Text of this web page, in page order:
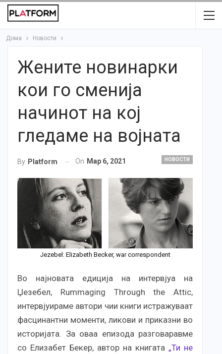
Дома Новости
Жените новинарки
кои го сменија
начинот на кој
гледаме на војната
НОВОСТИ
By Platform On Мар 6, 2021
Jezebel: Elizabeth Becker, war correspondent
Во најновата едиција на интервјуа на
Џезебел, Rummaging Through the Attic,
интервјуираме автори чии книги истражуваат
фасцинантни моменти, ликови и приказни во
историјата. За оваа епизода разговаравме
со Елизабет Бекер, автор на книгата „Ти не